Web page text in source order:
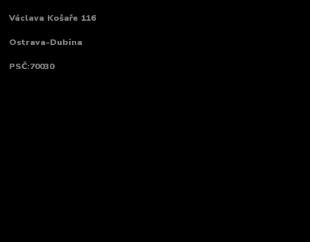
Václava Košaře 116
Ostrava-Dubina
PSČ:70030